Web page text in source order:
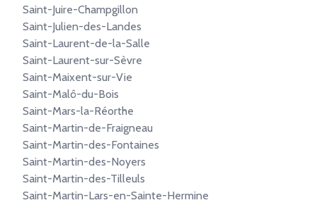
Saint-Juire-Champgillon
Saint-Julien-des-Landes
Saint-Laurent-de-la-Salle
Saint-Laurent-sur-Sèvre
Saint-Maixent-sur-Vie
Saint-Malô-du-Bois
Saint-Mars-la-Réorthe
Saint-Martin-de-Fraigneau
Saint-Martin-des-Fontaines
Saint-Martin-des-Noyers
Saint-Martin-des-Tilleuls
Saint-Martin-Lars-en-Sainte-Hermine